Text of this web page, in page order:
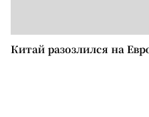
Китай разозлился на